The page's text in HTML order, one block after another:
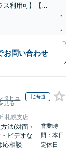
ス利用可】【秘
お問い合わせ
タビュ
見る
北海道
札幌支店
法(対面・
ビデオな
応相談
営業時
間：本日
定休日